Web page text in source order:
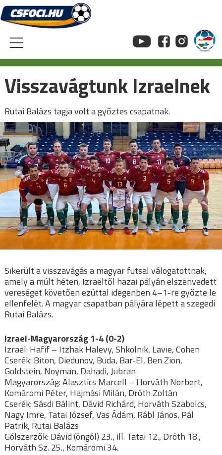
Skip
to
content
Visszavágtunk Izraelnek
Rutai Balázs tagja volt a győztes csapatnak.
Sikerült a visszavágás a magyar futsal válogatottnak,
amely a múlt héten, Izraeltől hazai pályán elszenvedett
vereséget követően ezúttal idegenben 4–1-re győzte le
ellenfelét. A magyar csapatban pályára lépett a szegedi
Rutai Balázs.
Izrael-Magyarország 1-4 (0-2)
Izrael: Hafif – Itzhak Halevy, Shkolnik, Lavie, Cohen
Cserék: Biton, Diedunov, Buda, Bar-El, Ben Zion,
Goldstein, Noyman, Dahadi, Jubran
Magyarország: Alasztics Marcell – Horváth Norbert,
Komáromi Péter, Hajmási Milán, Dróth Zoltán
Cserék: Sásdi Bálint, Dávid Richárd, Horváth Szabolcs,
Nagy Imre, Tatai József, Vas Ádám, Rábl János, Pál
Patrik, Rutai Balázs
Gólszerzők: Dávid (öngól) 23., ill. Tatai 12., Dróth 18.,
Horváth Sz. 25., Komáromi 34.